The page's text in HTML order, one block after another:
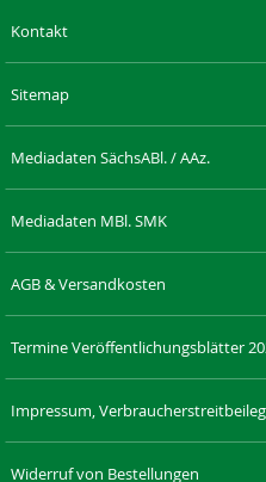
Kontakt
Sitemap
Mediadaten SächsABl. / AAz.
Mediadaten MBl. SMK
AGB & Versandkosten
Termine Veröffentlichungsblätter
Impressum,
Widerruf von Bestellungen